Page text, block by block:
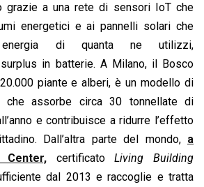
grazie a una rete di sensori IoT che
energetici e ai pannelli solari che
di quanta ne utilizzi,
in batterie. A Milano, il Bosco
piante e alberi, è un modello di
che assorbe circa 30 tonnellate di
e contribuisce a ridurre l’effetto
Dall’altra parte del mondo, a
certificatoLiving Building
dal 2013 e raccoglie e tratta